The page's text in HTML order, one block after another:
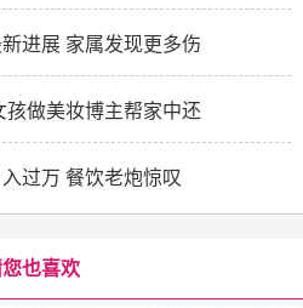
进展 家属发现更多伤
做美妆博主帮家中还
过万 餐饮老炮惊叹
也喜欢